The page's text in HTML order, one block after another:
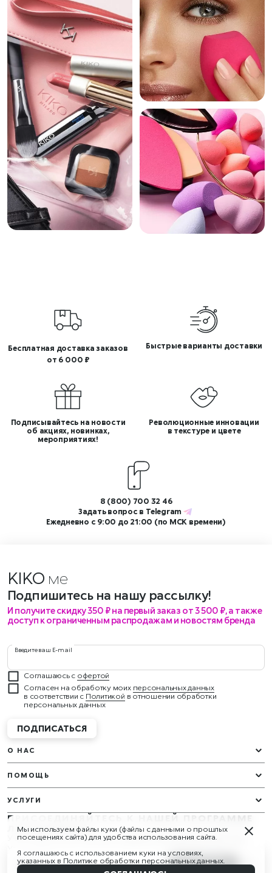
890 ₽ В КОРЗИНУ
Бесплатная доставка заказов
от 6 000 ₽
Быстрые варианты доставки
Подписывайтесь на новости
об акциях, новинках,
мероприятиях!
Революционные инновации
в текстуре и цвете
8 (800) 700 32 46
Задать вопрос в Telegram
Ежедневно с 9:00 до 21:00 (по МСК времени)
KIKO мероп
Подпишитесь на нашу рассылку!
И получите скидку 350 ₽ на первый заказ от 3 500 ₽, а также
доступ к ограниченным распродажам и новостям бренда
Введите ваш E-mail
Соглашаюсь с офертой
Согласен на обработку моих персональных данных
в соответствии с Политикой в отношении обработки
персональных данных
ПОДПИСАТЬСЯ
ПРИСОЕДИНЯЙТЕСЬ К НАШЕЙ ПРОГРАММЕ
ЛОЯЛЬНОСТИ
У вас будут эксклюзивные подарки и награды круглый год!
УСЛУГИ
О НАС
ПОМОЩЬ
СЛЕДИТЕ ЗА НАМИ
Мы используем файлы куки (файлы с данными о прошлых
посещениях сайта) для удобства использования сайта.
Я соглашаюсь с использованием куки на условиях,
указанных в Политике обработки персональных данных.